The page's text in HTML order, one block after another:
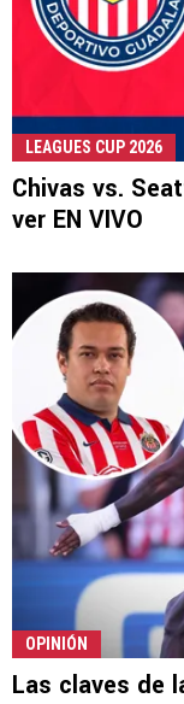
LEAGUES CUP 2026
Chivas vs.
ver EN VIVO
OPINIÓN
Las claves de